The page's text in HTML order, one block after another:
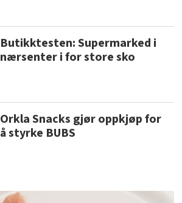
Butikktesten: Supermarked i
nærsenter i for store sko
Orkla Snacks gjør oppkjøp for
å styrke BUBS